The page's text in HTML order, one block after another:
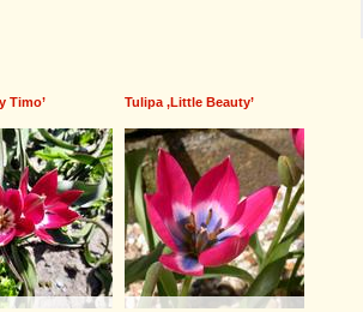
Timo’ Tulipa ,Little Beauty’